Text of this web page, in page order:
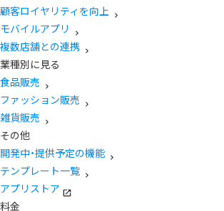
顧客ロイヤリティを向上
モバイルアプリ
複数店舗との連携
業種別に見る
食品販売
ファッション販売
雑貨販売
その他
開発中・提供予定の機能
テンプレート一覧
アプリストア
料金